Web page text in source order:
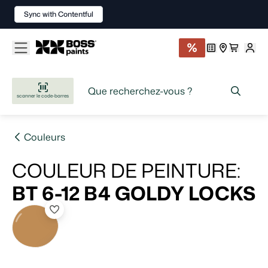
scanner le code-barres
Couleurs
COULEUR DE PEINTURE:
BT 6-12 B4 GOLDY LOCKS
Sync with Contentful